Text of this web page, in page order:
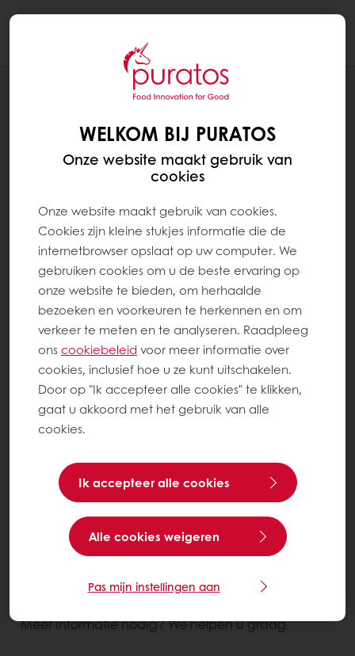
Gebruiksgemak
Easy Spekkel
Contacteer ons
Meer informatie nodig? We helpen u graag.
WELKOM BIJ PURATOS
Onze website maakt gebruik van
cookies
Onze website maakt gebruik van cookies.
Cookies zijn kleine stukjes informatie die de
internetbrowser opslaat op uw computer. We
gebruiken cookies om u de beste ervaring op
onze website te bieden, om herhaalde
bezoeken en voorkeuren te herkennen en om
verkeer te meten en te analyseren. Raadpleeg
onscookiebeleid voor meer informatie over
cookies, inclusief hoe u ze kunt uitschakelen.
Door op "Ik accepteer alle cookies" te klikken,
gaat u akkoord met het gebruik van alle
cookies.
Ik accepteer alle cookies
Alle cookies weigeren
Pas mijn instellingen aan